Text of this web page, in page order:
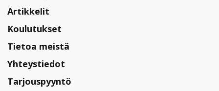
Artikkelit
Koulutukset
Tietoa meistä
Yhteystiedot
Tarjouspyyntö